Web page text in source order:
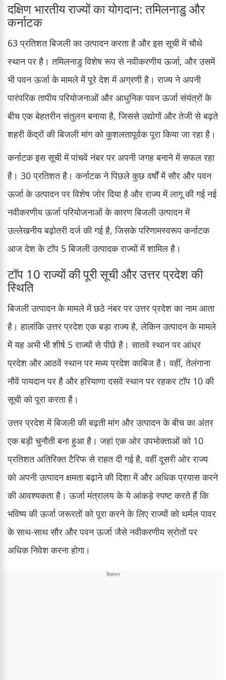
दक्षिण भारतीय राज्यों का योगदान: तमिलनाडु और
कर्नाटक
63 प्रतिशत बिजली का उत्पादन करता है और इस सूची में चौथे
स्थान पर है। तमिलनाडु विशेष रूप से नवीकरणीय ऊर्जा, और उसमें
भी पवन ऊर्जा के मामले में पूरे देश में अग्रणी है। राज्य ने अपनी
पारंपरिक तापीय परियोजनाओं और आधुनिक पवन ऊर्जा संयंत्रों के
बीच एक बेहतरीन संतुलन बनाया है, जिससे उद्योगों और तेजी से बढ़ते
शहरी केंद्रों की बिजली मांग को कुशलतापूर्वक पूरा किया जा रहा है।
कर्नाटक इस सूची में पांचवें नंबर पर अपनी जगह बनाने में सफल रहा
है। 30 प्रतिशत है। कर्नाटक ने पिछले कुछ वर्षों में सौर और पवन
ऊर्जा के उत्पादन पर विशेष जोर दिया है और राज्य में लागू की गई नई
नवीकरणीय ऊर्जा परियोजनाओं के कारण बिजली उत्पादन में
उल्लेखनीय बढ़ोतरी दर्ज की गई है, जिसके परिणामस्वरूप कर्नाटक
आज देश के टॉप 5 बिजली उत्पादक राज्यों में शामिल है।
टॉप 10 राज्यों की पूरी सूची और उत्तर प्रदेश की
स्थिति
बिजली उत्पादन के मामले में छठे नंबर पर उत्तर प्रदेश का नाम आता
है। हालांकि उत्तर प्रदेश एक बड़ा राज्य है, लेकिन उत्पादन के मामले
में यह अभी भी शीर्ष 5 राज्यों से पीछे है। सातवें स्थान पर आंध्र
प्रदेश और आठवें स्थान पर मध्य प्रदेश काबिज है। वहीं, तेलंगाना
नौवें पायदान पर है और हरियाणा दसवें स्थान पर रहकर टॉप 10 की
सूची को पूरा करता है।
उत्तर प्रदेश में बिजली की बढ़ती मांग और उत्पादन के बीच का अंतर
एक बड़ी चुनौती बना हुआ है। जहां एक ओर उपभोक्ताओं को 10
प्रतिशत अतिरिक्त टैरिफ से राहत दी गई है, वहीं दूसरी ओर राज्य
को अपनी उत्पादन क्षमता बढ़ाने की दिशा में और अधिक प्रयास करने
की आवश्यकता है। ऊर्जा मंत्रालय के ये आंकड़े स्पष्ट करते हैं कि
भविष्य की ऊर्जा जरूरतों को पूरा करने के लिए राज्यों को थर्मल पावर
के साथ-साथ सौर और पवन ऊर्जा जैसे नवीकरणीय स्रोतों पर
अधिक निवेश करना होगा।